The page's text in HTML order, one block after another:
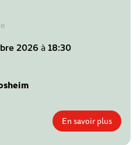
2026 à 18:30
En savoir plus